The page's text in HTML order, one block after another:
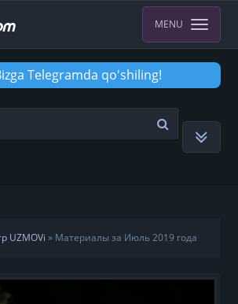
MENU
Telegramda qo'shiling!
UZMOVi » Материалы за Июль 2019 года